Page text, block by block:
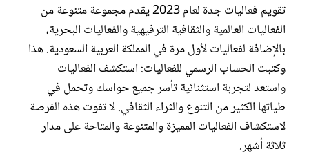
تقويم فعاليات جدة لعام 2023 يقدم مجموعة متنوعة من
الفعاليات العالمية والثقافية الترفيهية والفعاليات البحرية،
بالإضافة لفعاليات لأول مرة في المملكة العربية السعودية. هذا
وكتبت الحساب الرسمي للفعاليات: استكشف الفعاليات
واستعد لتجربة استثنائية تأسر جميع حواسك وتحمل في
طياتها الكثير من التنوع والثراء الثقافي. لا تفوت هذه الفرصة
لاستكشاف الفعاليات المميزة والمتنوعة والمتاحة على مدار
ثلاثة أشهر.